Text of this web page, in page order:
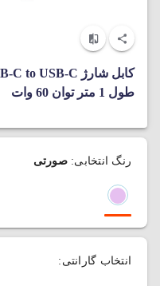
طول 1 متر توان 60 وات
رنگ انتخابی:صورتی
انتخاب گارانتی: